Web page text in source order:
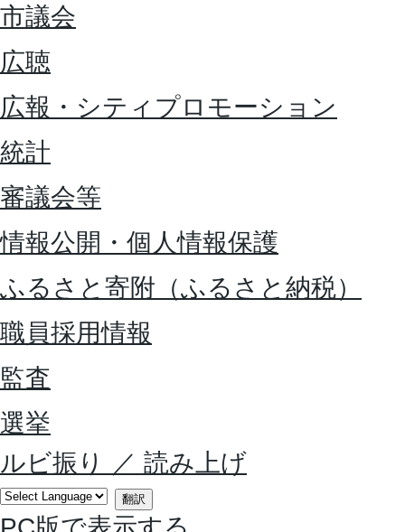
市議会
広聴
広報・シティプロモーション
統計
審議会等
情報公開・個人情報保護
ふるさと寄附（ふるさと納税）
職員採用情報
監査
選挙
ルビ振り
／ 読み上げ
翻訳